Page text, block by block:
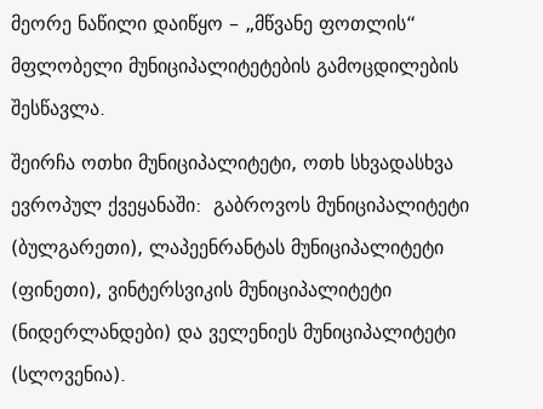
მეორე ნაწილი დაიწყო – „მწვანე ფოთლის“
მფლობელი მუნიციპალიტეტების გამოცდილების
შესწავლა.
შეირჩა ოთხი მუნიციპალიტეტი, ოთხ სხვადასხვა
ევროპულ ქვეყანაში: გაბროვოს მუნიციპალიტეტი
(ბულგარეთი), ლაპეენრანტას მუნიციპალიტეტი
(ფინეთი), ვინტერსვიკის მუნიციპალიტეტი
(ნიდერლანდები) და ველენიეს მუნიციპალიტეტი
(სლოვენია).